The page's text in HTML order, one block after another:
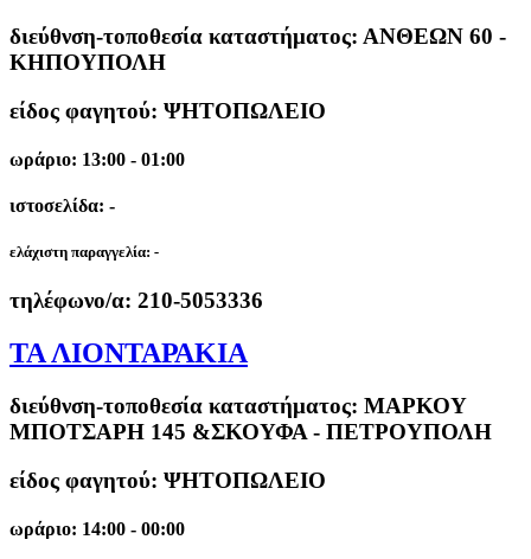
διεύθνση-τοποθεσία καταστήματος: ΑΝΘΕΩΝ 60 -
ΚΗΠΟΥΠΟΛΗ
είδος φαγητού: ΨΗΤΟΠΩΛΕΙΟ
ωράριο: 13:00 - 01:00
ιστοσελίδα: -
ελάχιστη παραγγελία: -
τηλέφωνο/α: 210-5053336
ΤΑ ΛΙΟΝΤΑΡΑΚΙΑ
διεύθνση-τοποθεσία καταστήματος: ΜΑΡΚΟΥ
ΜΠΟΤΣΑΡΗ 145 &ΣΚΟΥΦΑ - ΠΕΤΡΟΥΠΟΛΗ
είδος φαγητού: ΨΗΤΟΠΩΛΕΙΟ
ωράριο: 14:00 - 00:00